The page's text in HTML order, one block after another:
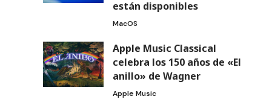
están disponibles
MacOS
Apple Music Classical
celebra los 150 años de «El
anillo» de Wagner
Apple Music